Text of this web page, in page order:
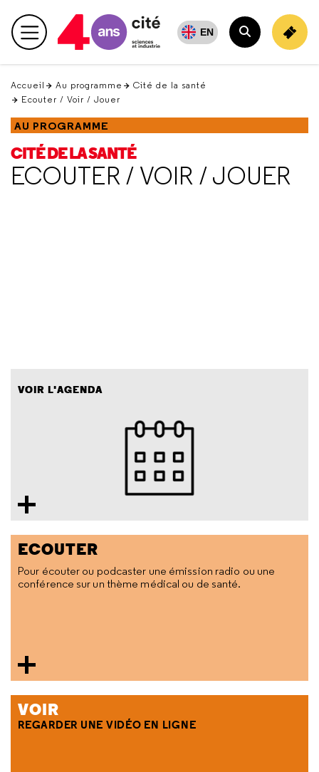
en
haut Menu principal EN
Rechercher
Accueil Au programme
Cité de la santé
Ecouter / Voir / Jouer
AU PROGRAMME
CITÉ DE LA SANTÉ
ECOUTER / VOIR / JOUER
VOIR L'AGENDA
ECOUTER
Pour écouter ou podcaster une émission radio ou une
conférence sur un thème médical ou de santé.
VOIR
REGARDER UNE VIDÉO EN LIGNE